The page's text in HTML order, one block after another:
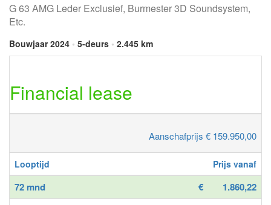
G 63 AMG Leder Exclusief, Burmester 3D Soundsystem,
Etc.
Bouwjaar 2024 • 5-deurs • 2.445 km
Financial lease
Aanschafprijs € 159.950,00
Looptijd Prijs vanaf
72 mnd €
1.860,22